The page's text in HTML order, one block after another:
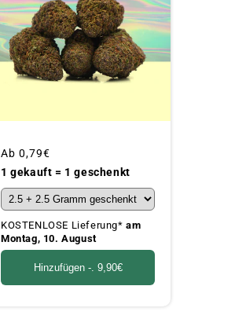
Üblicher
Preis
Ab 0,79€
1 gekauft = 1 geschenkt
KOSTENLOSE Lieferung*am
Montag, 10. August
Hinzufügen -. 9,90€